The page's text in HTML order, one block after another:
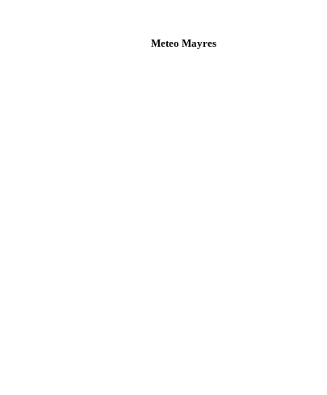
Meteo Mayres